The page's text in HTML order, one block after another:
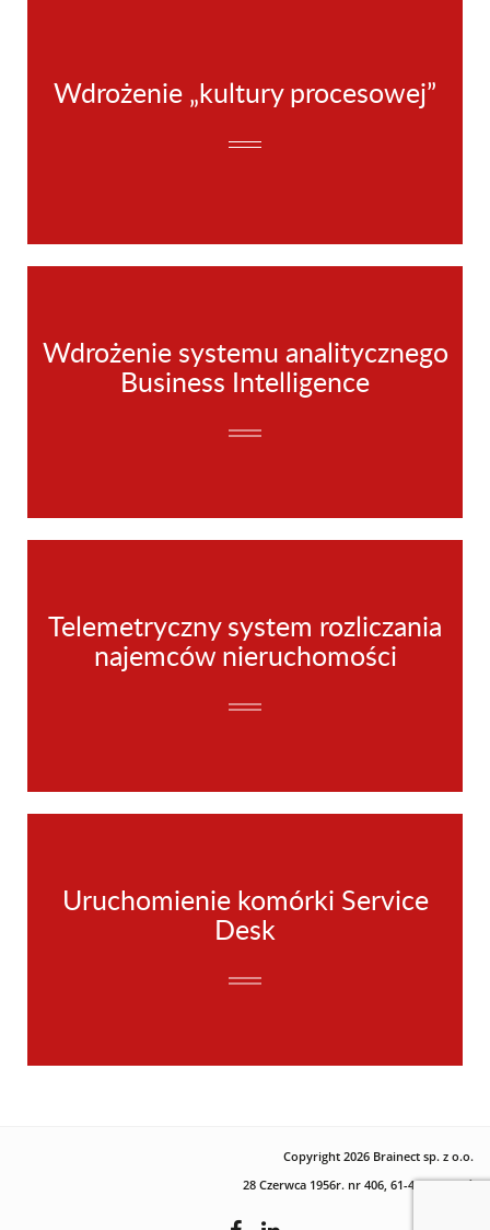
Wdrożenie „kultury procesowej”
Wdrożenie systemu analitycznego
Business Intelligence
Telemetryczny system rozliczania
najemców nieruchomości
Uruchomienie komórki Service
Desk
Copyright 2026 Brainect sp. z o.o.
28 Czerwca 1956r. nr 406, 61-441 Poznań